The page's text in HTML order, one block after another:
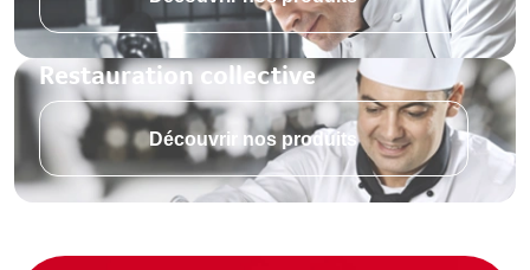
Restauration collective
Découvrir nos produits